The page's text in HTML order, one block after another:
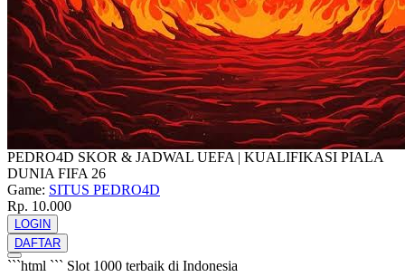
PEDRO4D SKOR & JADWAL UEFA | KUALIFIKASI PIALA
DUNIA FIFA 26
Game: SITUS PEDRO4D
Rp. 10.000
LOGIN
DAFTAR
```html ``` Slot 1000 terbaik di Indonesia